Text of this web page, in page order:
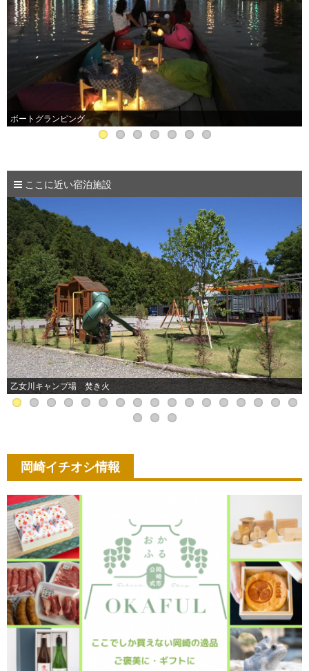
ボートグランピング
ここに近い宿泊施設
乙女川キャンプ場 焚き火
岡崎イチオシ情報